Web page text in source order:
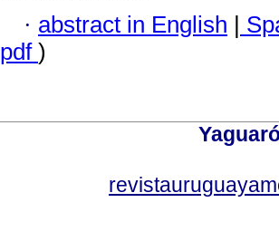
· abstract in English
pdf )